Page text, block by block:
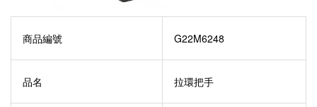
商品編號 G22M6248
品名 拉環把手